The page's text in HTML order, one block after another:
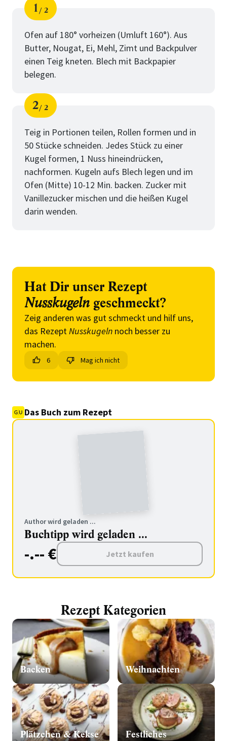
Schritt
1
von
2
Ofen auf 180° vorheizen (Umluft 160°). Aus
Butter, Nougat, Ei, Mehl, Zimt und Backpulver
einen Teig kneten. Blech mit Backpapier
belegen.
Schritt
2
von
2
Teig in Portionen teilen, Rollen formen und in
50 Stücke schneiden. Jedes Stück zu einer
Kugel formen, 1 Nuss hineindrücken,
nachformen. Kugeln aufs Blech legen und im
Ofen (Mitte) 10-12 Min. backen. Zucker mit
Vanillezucker mischen und die heißen Kugel
darin wenden.
Hat Dir unser Rezept
Nusskugeln geschmeckt?
Zeig anderen was gut schmeckt und hilf uns,
das RezeptNusskugeln noch besser zu
machen.
6 Mag ich nicht
Das Buch zum Rezept
Author wird geladen ...
Buchtipp wird geladen ...
-.-- € Jetzt kaufen
Rezept Kategorien
Backen
Plätzchen & Kekse
Weihnachten
Festliches